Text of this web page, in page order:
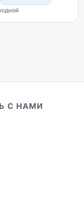
С НАМИ